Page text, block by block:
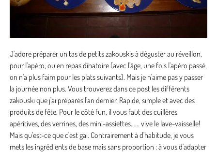
J'adore préparer un tas de petits zakouskis à déguster au réveillon,
pour l'apéro, ou en repas dînatoire (avec l'âge, une fois l'apéro passé,
on n'a plus faim pour les plats suivants). Mais je n'aime pas y passer
la journée non plus. Vous trouverez dans ce post les différents
zakouski que j'ai préparés l'an dernier. Rapide, simple et avec des
produits de fête. Pour le côté fun, il vous faut des cuillères
apéritives, des verrines, des mini-assiettes…… vive le lave-vaisselle!
Mais qu'est-ce que c'est gai. Contrairement à d'habitude, je vous
mets les ingrédients de base mais sans proportion : à vous d'adapter